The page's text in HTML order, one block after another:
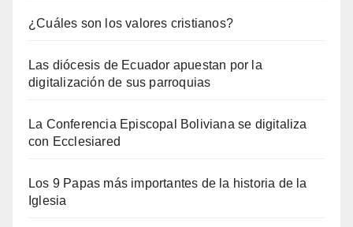
¿Cuáles son los valores cristianos?
Las diócesis de Ecuador apuestan por la
digitalización de sus parroquias
La Conferencia Episcopal Boliviana se digitaliza
con Ecclesiared
Los 9 Papas más importantes de la historia de la
Iglesia